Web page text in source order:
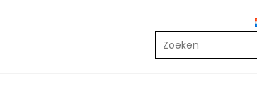
Zoeken